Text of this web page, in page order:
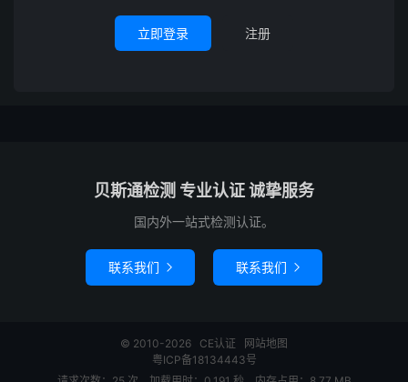
立即登录 注册
贝斯通检测 专业认证 诚挚服务
国内外一站式检测认证。
联系我们  联系我们 
© 2010-2026 CE认证
网站地图
粤ICP备18134443号